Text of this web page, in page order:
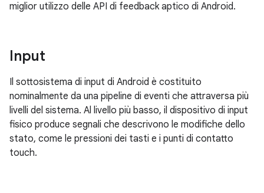
miglior utilizzo delle API di feedback aptico di Android.
Input
Il sottosistema di input di Android è costituito
nominalmente da una pipeline di eventi che attraversa più
livelli del sistema. Al livello più basso, il dispositivo di input
fisico produce segnali che descrivono le modifiche dello
stato, come le pressioni dei tasti e i punti di contatto
touch.